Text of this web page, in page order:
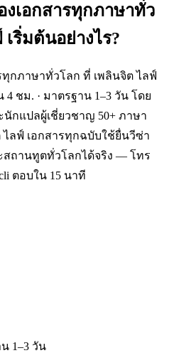
เอกสารทุกภาษาทั่ว
ริ่มต้นอย่างไร?
กภาษาทั่วโลก ที่ เพลินจิต ไลฟ์
4 ชม. · มาตรฐาน 1–3 วัน โดย
นักแปลผู้เชี่ยวชาญ 50+ ภาษา
ไลฟ์ เอกสารทุกฉบับใช้ยื่นวีซ่า
สถานทูตทั่วโลกได้จริง — โทร
ตอบใน 15 นาที
1–3 วัน